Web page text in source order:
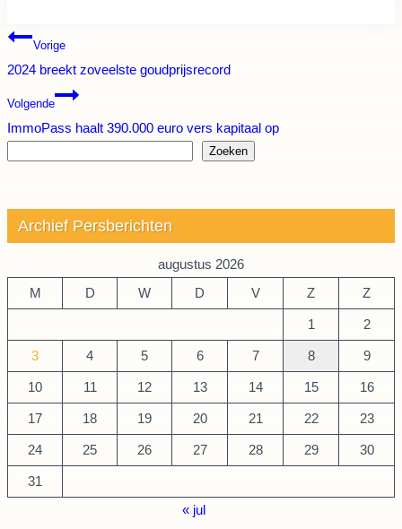
Bericht
navigatie
Vorige
2024 breekt zoveelste goudprijsrecord
Volgende
ImmoPass haalt 390.000 euro vers kapitaal op
Zoeken
Archief Persberichten
augustus 2026
M
D W D V Z Z
1 2
3 4 5 6 7 8 9
10 11 12 13 14 15 16
17 18 19 20 21 22 23
24 25 26 27 28 29 30
31
« jul